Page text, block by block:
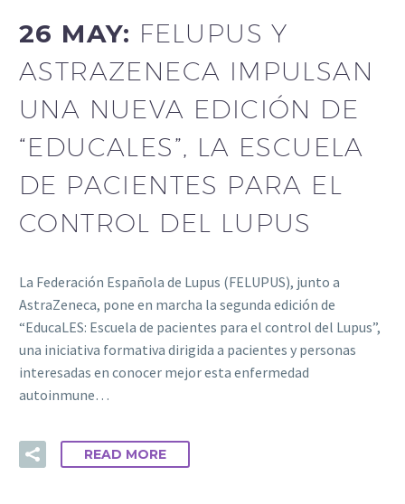
26 MAY: FELUPUS Y
ASTRAZENECA IMPULSAN
UNA NUEVA EDICIÓN DE
“EDUCALES”, LA ESCUELA
DE PACIENTES PARA EL
CONTROL DEL LUPUS
La Federación Española de Lupus (FELUPUS), junto a
AstraZeneca, pone en marcha la segunda edición de
“EducaLES: Escuela de pacientes para el control del Lupus”,
una iniciativa formativa dirigida a pacientes y personas
interesadas en conocer mejor esta enfermedad
autoinmune…
READ MORE